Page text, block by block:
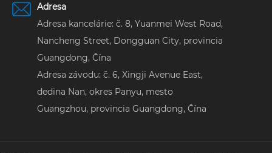
Adresa
Adresa kancelárie: č. 8, Yuanmei West Road,
Nancheng Street, Dongguan City, provincia
Guangdong, Čína
Adresa závodu: č. 6, Xingji Avenue East,
dedina Nan, okres Panyu, mesto
Guangzhou, provincia Guangdong, Čína